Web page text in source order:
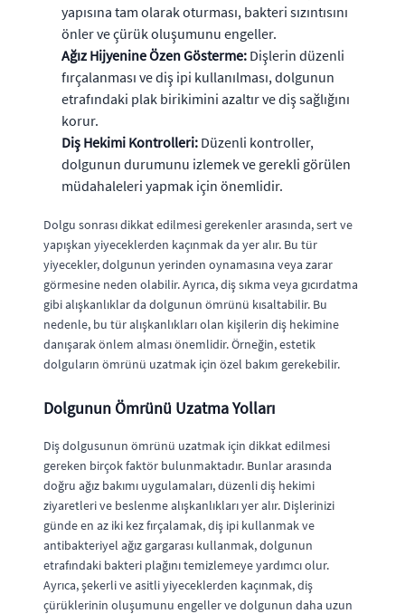
yapısına tam olarak oturması, bakteri sızıntısını
önler ve çürük oluşumunu engeller.
Ağız Hijyenine Özen Gösterme: Dişlerin düzenli
fırçalanması ve diş ipi kullanılması, dolgunun
etrafındaki plak birikimini azaltır ve diş sağlığını
korur.
Diş Hekimi Kontrolleri: Düzenli kontroller,
dolgunun durumunu izlemek ve gerekli görülen
müdahaleleri yapmak için önemlidir.
Dolgu sonrası dikkat edilmesi gerekenler arasında, sert ve
yapışkan yiyeceklerden kaçınmak da yer alır. Bu tür
yiyecekler, dolgunun yerinden oynamasına veya zarar
görmesine neden olabilir. Ayrıca, diş sıkma veya gıcırdatma
gibi alışkanlıklar da dolgunun ömrünü kısaltabilir. Bu
nedenle, bu tür alışkanlıkları olan kişilerin diş hekimine
danışarak önlem alması önemlidir. Örneğin, estetik
dolguların ömrünü uzatmak için özel bakım gerekebilir.
Dolgunun Ömrünü Uzatma Yolları
Diş dolgusunun ömrünü uzatmak için dikkat edilmesi
gereken birçok faktör bulunmaktadır. Bunlar arasında
doğru ağız bakımı uygulamaları, düzenli diş hekimi
ziyaretleri ve beslenme alışkanlıkları yer alır. Dişlerinizi
günde en az iki kez fırçalamak, diş ipi kullanmak ve
antibakteriyel ağız gargarası kullanmak, dolgunun
etrafındaki bakteri plağını temizlemeye yardımcı olur.
Ayrıca, şekerli ve asitli yiyeceklerden kaçınmak, diş
çürüklerinin oluşumunu engeller ve dolgunun daha uzun